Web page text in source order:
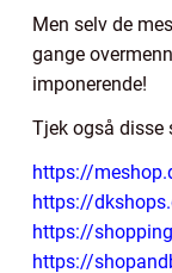
Men selv de
gange
imponerende!
Tjek også disse
https://
https://
https://
https://